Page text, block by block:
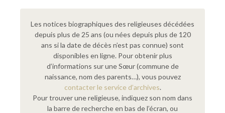
Les notices biographiques des religieuses décédées
depuis plus de 25 ans (ou nées depuis plus de 120
ans si la date de décès n’est pas connue) sont
disponibles en ligne. Pour obtenir plus
d’informations sur une Sœur (commune de
naissance, nom des parents…), vous pouvez
contacter le service d’archives.
Pour trouver une religieuse, indiquez son nom dans
la barre de recherche en bas de l’écran, ou